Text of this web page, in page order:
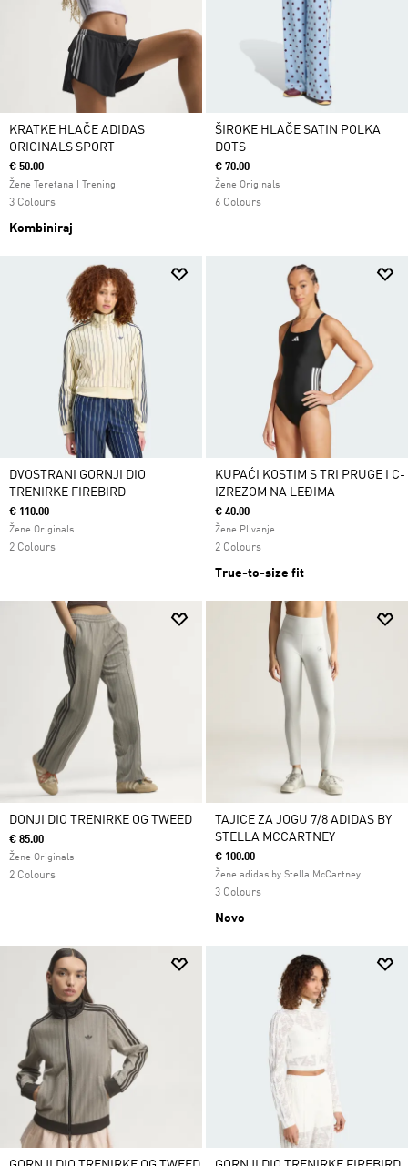
KRATKE HLAČE ADIDAS
ORIGINALS SPORT
€ 50.00
Žene Teretana I Trening
3 Colours
Kombiniraj
ŠIROKE HLAČE SATIN POLKA
DOTS
€ 70.00
Žene Originals
6 Colours
DVOSTRANI GORNJI DIO
TRENIRKE FIREBIRD
€ 110.00
Žene Originals
2 Colours
KUPAĆI KOSTIM S TRI PRUGE I C-
IZREZOM NA LEĐIMA
€ 40.00
Žene Plivanje
2 Colours
True-to-size fit
DONJI DIO TRENIRKE OG TWEED
€ 85.00
Žene Originals
2 Colours
TAJICE ZA JOGU 7/8 ADIDAS BY
STELLA MCCARTNEY
€ 100.00
Žene adidas by Stella McCartney
3 Colours
Novo